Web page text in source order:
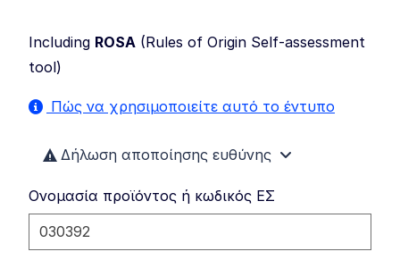
Including ROSA (Rules of Origin Self-assessment
tool)
Πώς να χρησιμοποιείτε αυτό το έντυπο
Δήλωση αποποίησης ευθύνης
Ονομασία προϊόντος ή κωδικός ΕΣ